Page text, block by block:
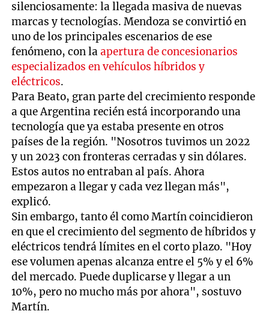
silenciosamente: la llegada masiva de nuevas
marcas y tecnologías. Mendoza se convirtió en
uno de los principales escenarios de ese
fenómeno, con laapertura de concesionarios
especializados en vehículos híbridos y
eléctricos.
Para Beato, gran parte del crecimiento responde
a que Argentina recién está incorporando una
tecnología que ya estaba presente en otros
países de la región. "Nosotros tuvimos un 2022
y un 2023 con fronteras cerradas y sin dólares.
Estos autos no entraban al país. Ahora
empezaron a llegar y cada vez llegan más",
explicó.
Sin embargo, tanto él como Martín coincidieron
en que el crecimiento del segmento de híbridos y
eléctricos tendrá límites en el corto plazo. "Hoy
ese volumen apenas alcanza entre el 5% y el 6%
del mercado. Puede duplicarse y llegar a un
10%, pero no mucho más por ahora", sostuvo
Martín.